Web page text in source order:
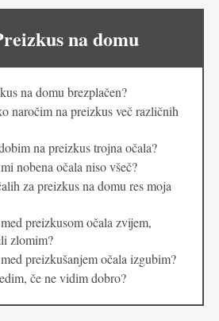
na domu
na domu brezplačen?
naročim na preizkus več različnih
na preizkus trojna očala?
nobena očala niso všeč?
za preizkus na domu res moja
preizkusom očala zvijem,
zlomim?
preizkušanjem očala izgubim?
če ne vidim dobro?